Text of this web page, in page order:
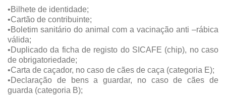
•Bilhete de identidade;
•Cartão de contribuinte;
•Boletim sanitário do animal com a vacinação anti –rábica
válida;
•Duplicado da ficha de registo do SICAFE (chip), no caso
de obrigatoriedade;
•Carta de caçador, no caso de cães de caça (categoria E);
•Declaração de bens a guardar, no caso de cães de
guarda (categoria B);